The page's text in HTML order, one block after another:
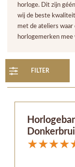
horloge. Dit zijn
wij de beste
met de ateliers
horlogemerken mee
FILTER